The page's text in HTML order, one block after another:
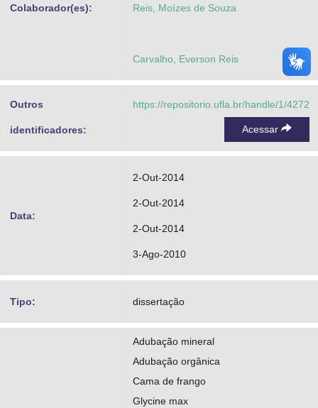
Colaborador(es): Reis, Moízes de Souza
Carvalho, Everson Reis
Outros
identificadores:
https://repositorio.ufla.br/handle/1/4272
Acessar
Data:
2-Out-2014
2-Out-2014
2-Out-2014
3-Ago-2010
Tipo: dissertação
Adubação mineral
Adubação orgânica
Cama de frango
Glycine max